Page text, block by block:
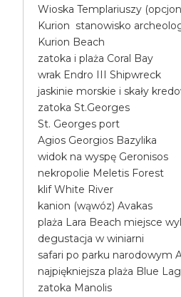
Wioska Templariuszy
Kurion stanowisko
Kurion Beach
zatoka i plaża Coral Bay
wrak Endro III Shipwreck
jaskinie morskie i skały
zatoka St.Georges
St. Georges port
Agios Georgios Bazylika
widok na wyspę Geronisos
nekropolie Meletis Forest
klif White River
kanion (wąwóz) Avakas
plaża Lara Beach miejsce
degustacja w winiarni
safari po parku narodowym
najpiękniejsza plaża Blue
zatoka Manolis